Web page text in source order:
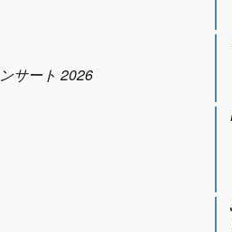
サート 2026